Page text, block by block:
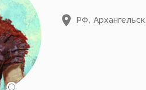
РФ, Архангельск